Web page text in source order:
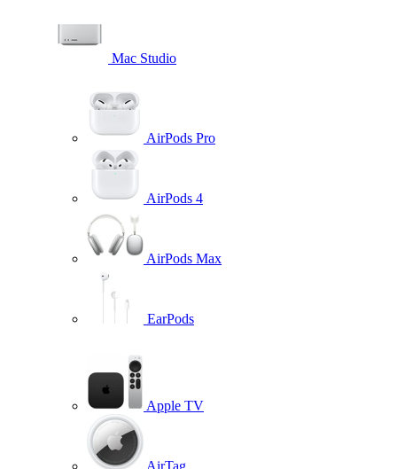
Mac Studio
AirPods Pro
AirPods 4
AirPods Max
EarPods
Apple TV